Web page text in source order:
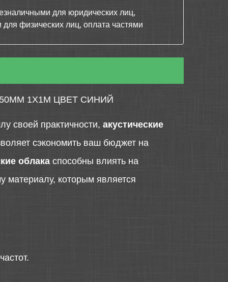
для юридических лиц,
физических лиц, оплата частями
1Х1М ЦВЕТ СИНИЙ
своей практичности, акустические
сэкономить ваш бюджет на
облака способны влиять на
материалу, которым является